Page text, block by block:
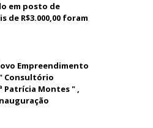
em posto de
de R$3.000,00 foram
Empreendimento
Consultório
Patrícia Montes " ,